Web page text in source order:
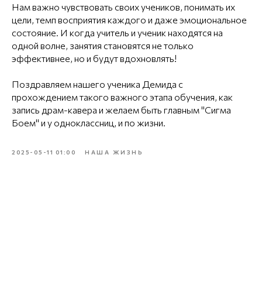
Нам важно чувствовать своих учеников, понимать их
цели, темп восприятия каждого и даже эмоциональное
состояние. И когда учитель и ученик находятся на
одной волне, занятия становятся не только
эффективнее, но и будут вдохновлять!
Поздравляем нашего ученика Демида с
прохождением такого важного этапа обучения, как
запись драм-кавера и желаем быть главным "Сигма
Боем" и у одноклассниц, и по жизни.
2025-05-11 01:00 НАША ЖИЗНЬ